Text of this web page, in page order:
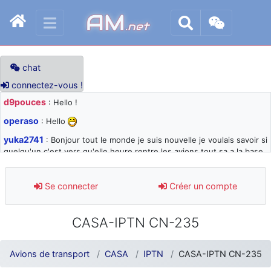
AM.net
chat
connectez-vous !
d9pouces : Hello !
operaso : Hello
yuka2741 : Bonjour tout le monde je suis nouvelle je voulais savoir si
quelqu'un c'est vers qu'elle heure rentre les avions tout sa a la base
d9pouces: désolé pour les quelques blocages du site ces derniers
jours : je teste des méthodes contre le spam et les bots trop nocifs
: Super, la nouvelle bannière
d9pouces
: je suis un avion@,._,+ > lesquels ? je ne suis pas sûr de
comprendre
Se connecter Créer un compte
CASA-IPTN CN-235
Avions de transport CASA IPTN CASA-IPTN CN-235